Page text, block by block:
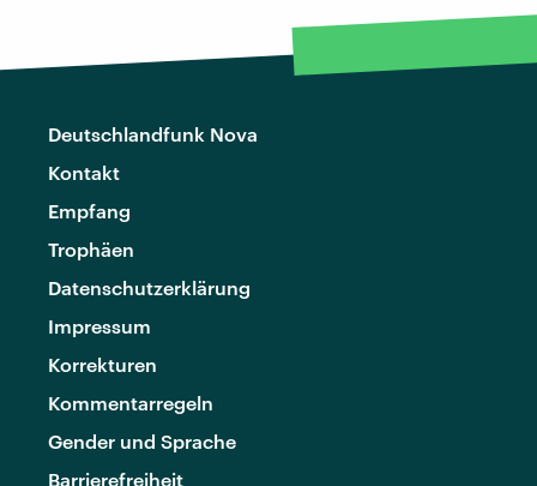
Deutschlandfunk Nova
Kontakt
Empfang
Trophäen
Datenschutzerklärung
Impressum
Korrekturen
Kommentarregeln
Gender und Sprache
Barrierefreiheit